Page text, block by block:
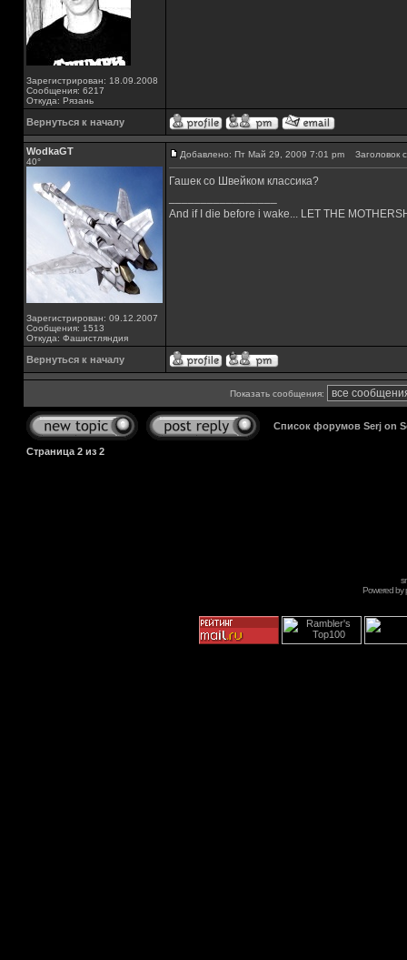
Зарегистрирован: 18.09.2008
Сообщения: 6217
Откуда: Рязань
Вернуться к началу
WodkaGT
40°
Зарегистрирован: 09.12.2007
Сообщения: 1513
Откуда: Фашистляндия
Добавлено: Пт Май 29, 2009 7:01 pm Заголовок
Гашек со Швейком классика?
And if I die before i wake... LET THE
Вернуться к началу
Показать сообщения:
Список форумов Serj on
Страница 2 из 2
Powered by